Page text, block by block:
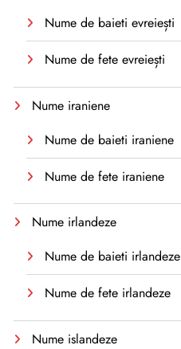
Nume de baieti evreiești
Nume de fete evreiești
Nume iraniene
Nume de baieti iraniene
Nume de fete iraniene
Nume irlandeze
Nume de baieti irlandeze
Nume de fete irlandeze
Nume islandeze